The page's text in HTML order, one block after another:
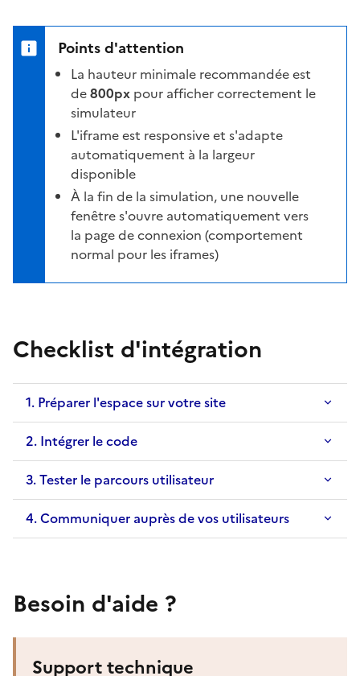
Points d'attention
La hauteur minimale recommandée est
de800px pour afficher correctement le
simulateur
L'iframe est responsive et s'adapte
automatiquement à la largeur
disponible
À la fin de la simulation, une nouvelle
fenêtre s'ouvre automatiquement vers
la page de connexion (comportement
normal pour les iframes)
Checklist d'intégration
1. Préparer l'espace sur votre site
2. Intégrer le code
3. Tester le parcours utilisateur
4. Communiquer auprès de vos utilisateurs
Besoin d'aide ?
Support technique